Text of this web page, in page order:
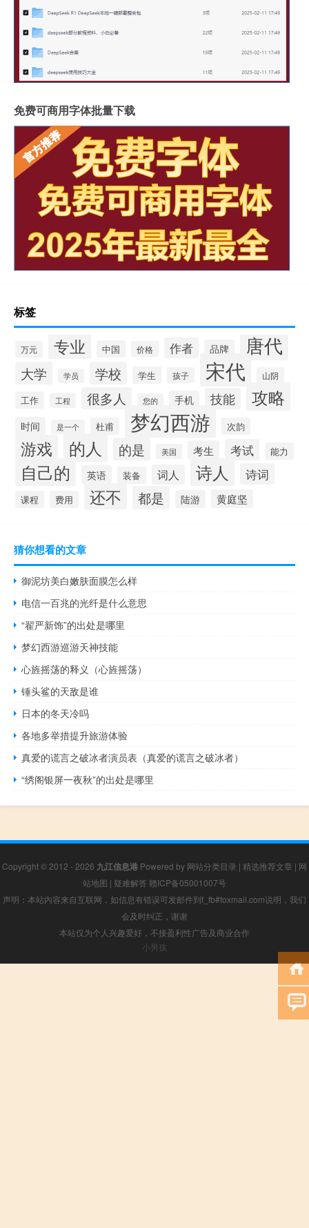
免费可商用字体批量下载
标签
万元 专业 中国 价格 作者 品牌 唐代
大学 学员 学校 学生 孩子 宋代 山阴
工作 工程 很多人 您的 手机 技能 攻略
时间 是一个 杜甫 梦幻西游 次韵
游戏 的人 的是 美国 考生 考试 能力
自己的 英语 装备 词人 诗人 诗词
课程 费用 还不 都是 陆游 黄庭坚
猜你想看的文章
御泥坊美白嫩肤面膜怎么样
电信一百兆的光纤是什么意思
“翟严新饰”的出处是哪里
梦幻西游巡游天神技能
心旌摇荡的释义（心旌摇荡）
锤头鲨的天敌是谁
日本的冬天冷吗
各地多举措提升旅游体验
真爱的谎言之破冰者演员表（真爱的谎言之破冰者）
“绣阁银屏一夜秋”的出处是哪里
Copyright © 2012 - 2026 九江信息港 Powered by 网站分类目录 | 精选推荐文章 | 网
站地图 | 疑难解答 赣ICP备05001007号
声明：本站内容来自互联网，如信息有错误可发邮件到f_fb#foxmail.com说明，我们
会及时纠正，谢谢
本站仅为个人兴趣爱好，不接盈利性广告及商业合作
小男孩